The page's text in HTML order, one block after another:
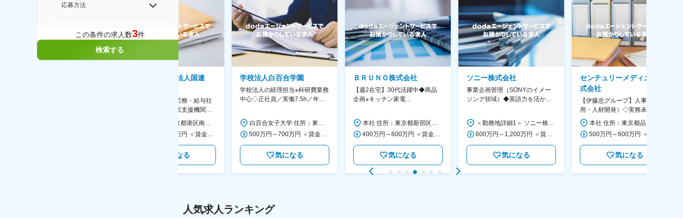
応募方法
この条件の求人数3件
検索する
特定非営利活動法人国連
【表参道】人事（労務・給与社
保等）◆国連の難民支援機関の
活動を支える日本公式支援窓口
本社 住所：東京都港区南青山6-10-11 ウェスレーセンター3F 勤務地最寄駅：地下鉄各線／表参道駅 受動喫煙対策：屋内全面禁煙 変更の範囲：会社の定める事業所（リモートワーク含む）
450万円～550万円 ＜賃金形態＞ 月給制 ＜賃金内訳＞ 月額（基本給）：340,000円～420,000円 ＜月給＞ 340,000円～420,000円 ＜昇給有無＞ 有 ＜残業手当＞ 有 ＜給与補足＞ ※能力・経験によって決定します。 ■賞与あり（業績評価に応じて支給） 賃金はあくまでも目安の金額であり、選考を通じて上下する可能性があります。 月給(月額)は固定手当を含めた表記です。
気になる
学校法人白百合学園
学校法人の経理担当※科研費業務
中心◇正社員／実働7.5h／年休
大学
白百合女子大学 住所：東京都調布市緑ヶ丘1-25 勤務地最寄駅：京王線／仙川駅 受動喫煙対策：屋内全面禁煙 変更の範囲：会社の定める事業所
500万円～700万円 ＜賃金形態＞ 月給制 ＜賃金内訳＞ 月額（基本給）：280,000円～430,000円 ＜月給＞ 280,000円～430,000円 ＜昇給有無＞ 有 ＜残業手当＞ 有 ＜給与補足＞ ※年齢・過去の経験に基づき、本学規定に合わせ決定 【残業手当】有 /残業時間に応じて全額支給（※想定年収に含む） 【各種手当】扶養手当/住宅手当/通勤手当 等 【賞与】年2回（6月、12月） 【昇給】年1回（4月） 賃金はあくまでも目安の金額であり、選考を通じて上下する可能性があります。 月給(月額)は固定手当を含めた表記です。
気になる
ＢＲＵＮＯ株式会社
【週2在宅】30代活躍中◆商品
企画※キッチン家電
画～調達／働き方◎
本社 住所：東京都新宿区西新宿6丁目22-1 新宿スクエアタワー B1階 勤務地最寄駅：東京メトロ丸ノ内線／西新宿駅 受動喫煙対策：屋内全面禁煙 変更の範囲：会社の定める事業所（リモートワーク含む）
400万円～600万円 ＜賃金形態＞ 月給制 経験・能力を考慮の上、優遇いたします。 ＜賃金内訳＞ 月額（基本給）：300,000円～450,000円 ＜月給＞ 300,000円～450,000円 ＜昇給有無＞ 有 ＜残業手当＞ 有 ＜給与補足＞ ・賞与実績：年2回 ・昇給：年1回 ※半年毎に評価を行い、評価が高ければ年齢に関係なく昇給・昇格していきます。創造性の高い人・新しいことにチャレンジした人が高い評価を得られます。 賃金はあくまでも目安の金額であり、選考を通じて上下する可能性があります。 月給(月額)は固定手当を含めた表記です。
気になる
ソニー株式会社
事業企画管理（SONYのイメー
ジング領域）◆英語力を活か
＜勤務地詳細1＞ ソニー株式会社 住所：神奈川県横浜市西区みなとみらい5-1-1 受動喫煙対策：屋内全面禁煙 ＜勤務地詳細2＞ ソニーシティ大崎 住所：東京都品川区大崎2-10-1 勤務地最寄駅：JR線／大崎駅 受動喫煙対策：屋内全面禁煙 変更の範囲：会社の定める事業所（リモートワーク含む）
600万円～1,200万円 ＜賃金形態＞ 月給制 ＜賃金内訳＞ 月額（基本給）：350,000円～500,000円 ＜月給＞ 350,000円～500,000円 ＜昇給有無＞ 有 ＜残業手当＞ 有 ＜給与補足＞ ※年収は経験や能力を考慮の上、当社規定により決定します。 賃金はあくまでも目安の金額であり、選考を通じて上下する可能性があります。 月給(月額)は固定手当を含めた表記です。
気になる
センチュリーメディカル株
式会社
【伊藤忠グループ】人事（採
用・人材開発）◇実務未経験歓
迎！／リモート有／年休124日
／福利厚生充実◇
気になる
人気求人ランキング